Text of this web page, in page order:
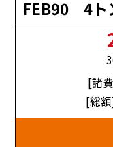
FEB90 4ト
[諸
[総